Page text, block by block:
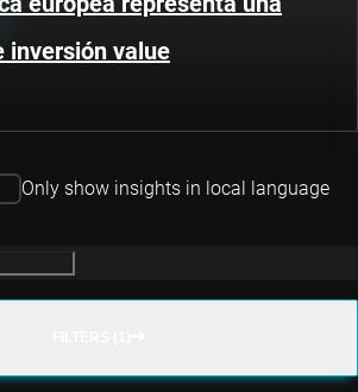
inversión value
Only show insights in local language